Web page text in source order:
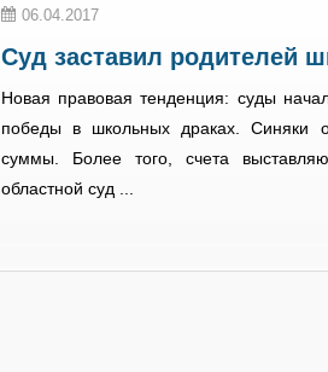
06.04.2017
Суд заставил родителей
Новая правовая тенденция: суды
победы в школьных драках. Синяки
суммы. Более того, счета
областной суд ...